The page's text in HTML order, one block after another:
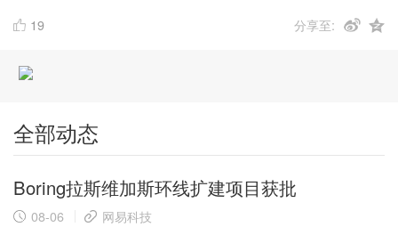
19 分享至:
全部动态
Boring拉斯维加斯环线扩建项目获批
08-06 网易科技